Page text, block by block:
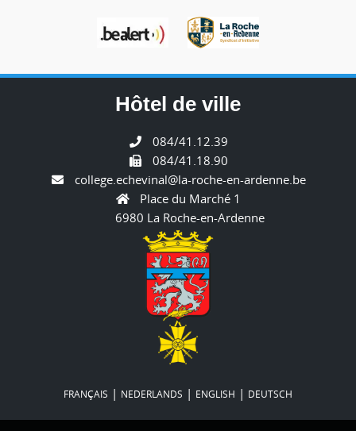
Hôtel de ville
084/41.12.39
084/41.18.90
college.echevinal@la-roche-en-ardenne.be
Place du Marché 1
6980 La Roche-en-Ardenne
FRANÇAIS | NEDERLANDS | ENGLISH | DEUTSCH